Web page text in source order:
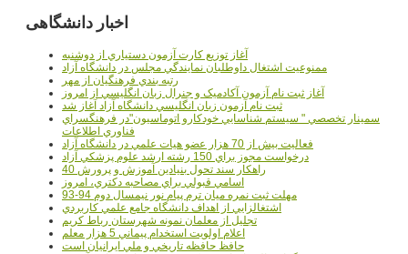
اخبار دانشگاهی
آغاز توزيع کارت آزمون دستياري از دوشنبه
ممنوعيت اشتغال داوطلبان نمايندگي مجلس در دانشگاه آزاد
رتبه بندي فرهنگيان از مهر
آغاز ثبت نام آزمون آکادميک و جنرال زبان انگليسي از امروز
ثبت نام آزمون زبان انگليسي دانشگاه آزاد آغاز شد
سمينار تخصصي " سيستم شناسايي خودکارو اتوماسيون"در فرهنگسراي
فناوري اطلاعات
فعاليت بيش از 70 هزار عضو هيات علمي در دانشگاه آزاد
درخواست مجوز براي 150 رشته ارشد علوم پزشکي آزاد
40 راهکار سند تحول بنيادين آموزش و پرورش
اسامي قبولي براي مصاحبه دکتري، امروز
مهلت ثبت نمره میان ترم پیام نور نیمسال دوم 94-93
اشتغالزايي از اهداف دانشگاه جامع علمي کاربردي
تجليل از معلمان نمونه شهرستان رباط کريم
اعلام اولويت استخدام پيماني 5 هزار معلم
حافظ حافظه تاريخي و ملي ايرانيان است